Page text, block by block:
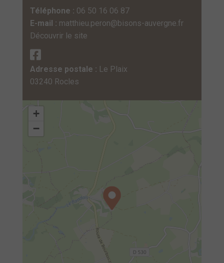
Téléphone : 06 50 16 06 87
E-mail : matthieu.peron@bisons-auvergne.fr
Découvrir le site
Adresse postale : Le Plaix
03240 Rocles
+
−